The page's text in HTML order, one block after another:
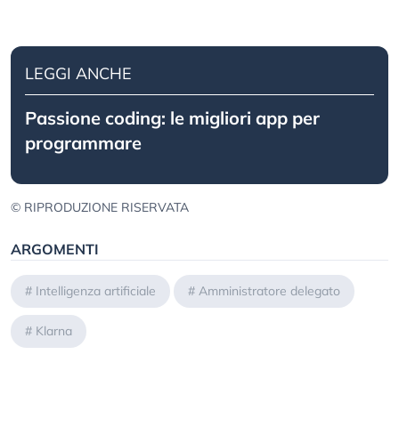
LEGGI ANCHE
Passione coding: le migliori app per
programmare
© RIPRODUZIONE RISERVATA
ARGOMENTI
# Intelligenza artificiale # Amministratore delegato
# Klarna